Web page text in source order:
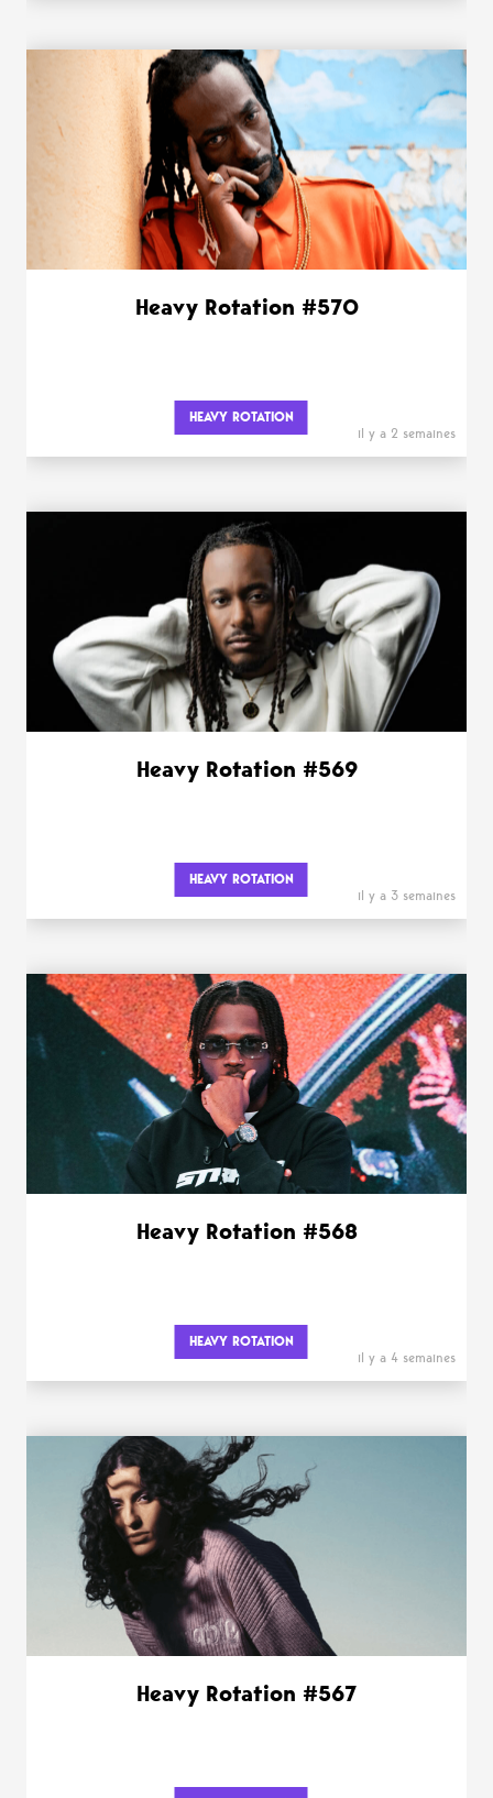
Heavy Rotation #570
HEAVY ROTATION
il y a 2 semaines
Heavy Rotation #569
HEAVY ROTATION
il y a 3 semaines
Heavy Rotation #568
HEAVY ROTATION
il y a 4 semaines
Heavy Rotation #567